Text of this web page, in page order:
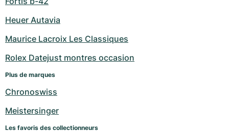
Sky-Dweller
Submariner
Baignoire
Ballon Blanc
Montres d'occasion
Super Avenger
Galactic
Montres d'occasion
GST
Vintage
Heuer Autavia
Maurice Lacroix Les Classiques
Rolex Datejust montres occasion
Plus de marques
Chronoswiss
Meistersinger
Les favoris des collectionneurs